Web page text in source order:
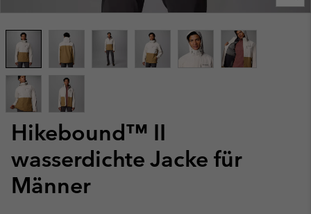
Hikebound™ II
wasserdichte Jacke für
Männer